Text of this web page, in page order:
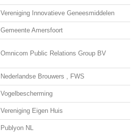
Vereniging Innovatieve Geneesmiddelen
Gemeente Amersfoort
Omnicom Public Relations Group BV
Nederlandse Brouwers , FWS
Vogelbescherming
Vereniging Eigen Huis
Publyon NL